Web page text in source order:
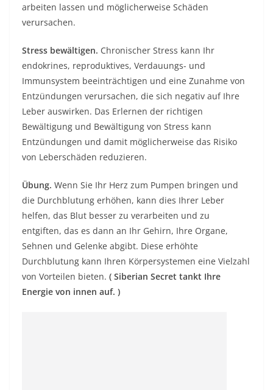
arbeiten lassen und möglicherweise Schäden
verursachen.
Stress bewältigen. Chronischer Stress kann Ihr
endokrines, reproduktives, Verdauungs- und
Immunsystem beeinträchtigen und eine Zunahme von
Entzündungen verursachen, die sich negativ auf Ihre
Leber auswirken. Das Erlernen der richtigen
Bewältigung und Bewältigung von Stress kann
Entzündungen und damit möglicherweise das Risiko
von Leberschäden reduzieren.
Übung. Wenn Sie Ihr Herz zum Pumpen bringen und
die Durchblutung erhöhen, kann dies Ihrer Leber
helfen, das Blut besser zu verarbeiten und zu
entgiften, das es dann an Ihr Gehirn, Ihre Organe,
Sehnen und Gelenke abgibt. Diese erhöhte
Durchblutung kann Ihren Körpersystemen eine Vielzahl
von Vorteilen bieten. ( Siberian Secret tankt Ihre
Energie von innen auf. )